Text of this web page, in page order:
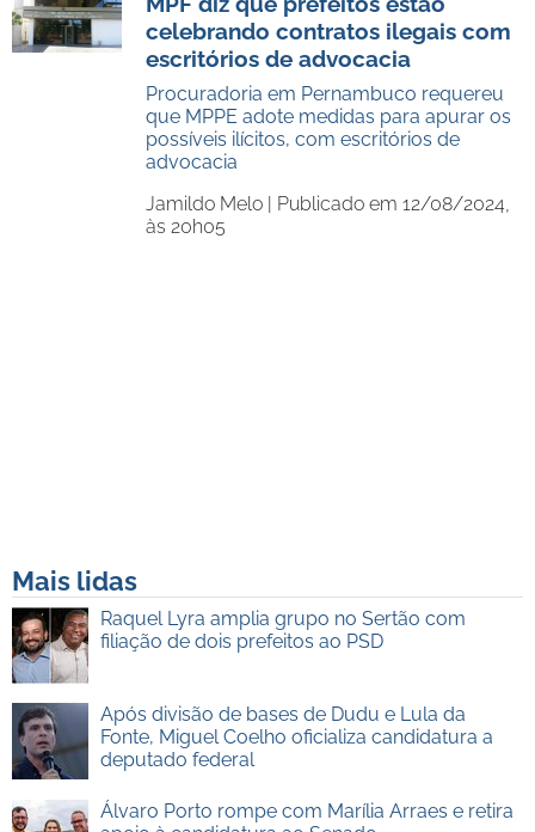
celebrando contratos ilegais com
escritórios de advocacia
Procuradoria em Pernambuco requereu
que MPPE adote medidas para apurar os
possíveis ilícitos, com escritórios de
advocacia
Jamildo Melo | Publicado em 12/08/2024,
às 20h05
Mais lidas
Raquel Lyra amplia grupo no Sertão com
filiação de dois prefeitos ao PSD
Após divisão de bases de Dudu e Lula da
Fonte, Miguel Coelho oficializa candidatura a
deputado federal
Álvaro Porto rompe com Marília Arraes e retira